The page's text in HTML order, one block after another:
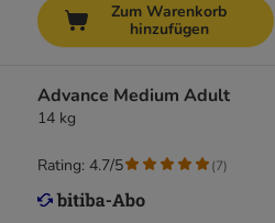
Zum Warenkorb
hinzufügen
Advance Medium Adult
14 kg
Rating: 4.7/5 (7)